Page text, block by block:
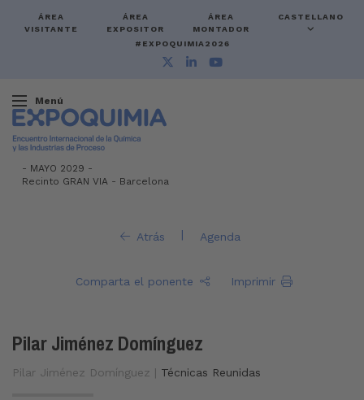
ÁREA
VISITANTE
ÁREA
EXPOSITOR
ÁREA
MONTADOR
CASTELLANO
#EXPOQUIMIA2026
Menú
- MAYO 2029 -
Recinto GRAN VIA - Barcelona
Atrás | Agenda
Comparta el ponente Imprimir
Pilar Jiménez Domínguez
Pilar Jiménez Domínguez | Técnicas Reunidas